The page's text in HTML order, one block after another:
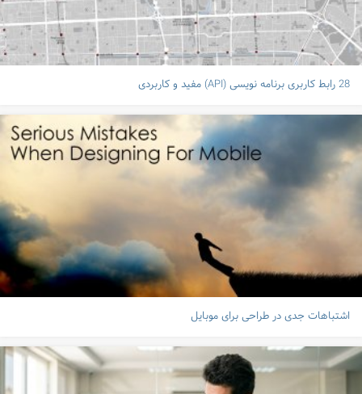
28 رابط کاربری برنامه نویسی (API) مفید و کاربردی
اشتباهات جدی در طراحی برای موبایل